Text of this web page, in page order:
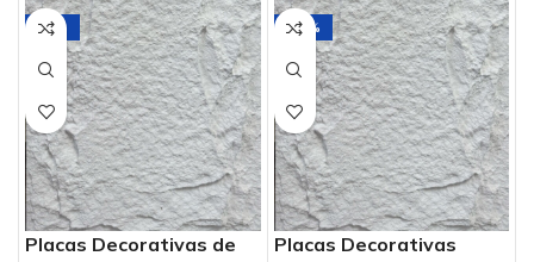
-13%
Placas Decorativas de
-98%
Placas Decorativas